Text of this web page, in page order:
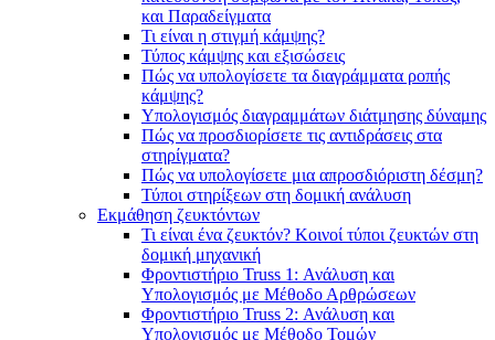
και Παραδείγματα
Τι είναι η στιγμή κάμψης?
Τύπος κάμψης και εξισώσεις
Πώς να υπολογίσετε τα διαγράμματα ροπής
κάμψης?
Υπολογισμός διαγραμμάτων διάτμησης δύναμης
Πώς να προσδιορίσετε τις αντιδράσεις στα
στηρίγματα?
Πώς να υπολογίσετε μια απροσδιόριστη δέσμη?
Τύποι στηρίξεων στη δομική ανάλυση
Εκμάθηση ζευκτόντων
Τι είναι ένα ζευκτόν? Κοινοί τύποι ζευκτών στη
δομική μηχανική
Φροντιστήριο Truss 1: Ανάλυση και
Υπολογισμός με Μέθοδο Αρθρώσεων
Φροντιστήριο Truss 2: Ανάλυση και
Υπολογισμός με Μέθοδο Τομών